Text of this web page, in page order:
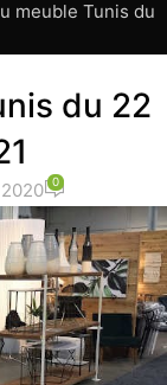
meuble Tunis du
du 22
0